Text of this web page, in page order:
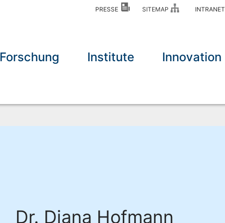
PRESSE SITEMAP INTRANET
Forschung Institute Innovation
Dr. Diana Hofmann